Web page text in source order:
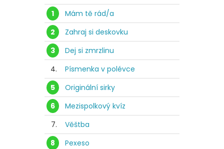
1
Mám tě rád/a
2
Zahraj si deskovku
3
Dej si zmrzlinu
4.
Písmenka v polévce
5
Originální sirky
6
Mezispolkový kvíz
7.
Věštba
8
Pexeso